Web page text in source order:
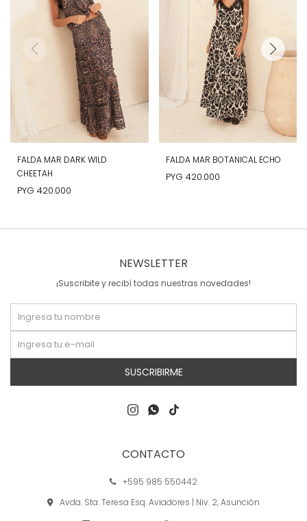
FALDA MAR DARK WILD
CHEETAH
PYG 420.000
FALDA MAR BOTANICAL ECHO
PYG 420.000
CONTACTO
+595 985 550442
Avda. Sta. Teresa Esq. Aviadores | Niv. 2, Asunción
NEWSLETTER
¡Suscribite y recibí todas nuestras novedades!
SUSCRIBIRME
  